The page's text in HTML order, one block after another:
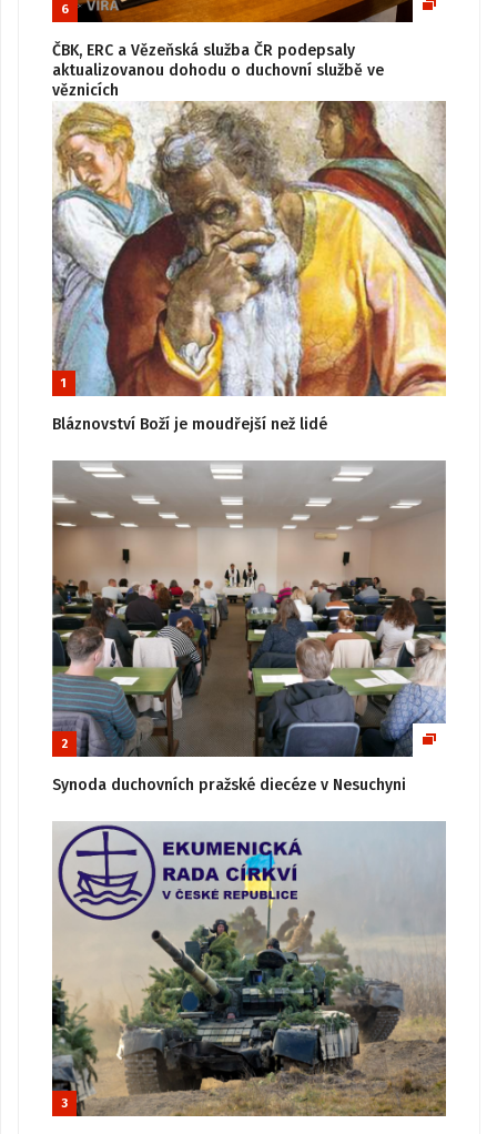
6
ČBK, ERC a Vězeňská služba ČR podepsaly
aktualizovanou dohodu o duchovní službě ve
věznicích
1
Bláznovství Boží je moudřejší než lidé
2
Synoda duchovních pražské diecéze v Nesuchyni
3